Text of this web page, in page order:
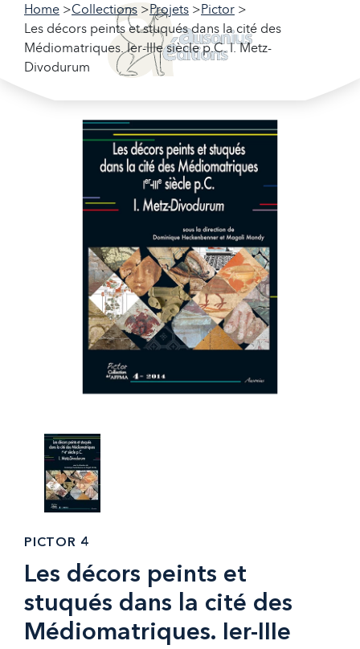
Home Collections Projets
Pictor
Les décors peints et stuqués dans la cité des
Médiomatriques. Ier-IIIe siècle p.C. I. Metz-
Divodurum
PICTOR 4
Les décors peints et
stuqués dans la cité des
Médiomatriques. Ier-IIIe